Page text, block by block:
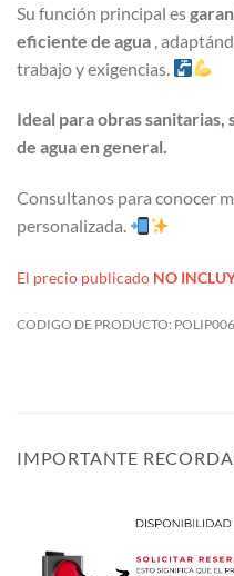
Su función principal es
eficiente de agua ,
trabajo y exigencias.
Ideal para obras
de agua en general.
Consultanos para conocer
personalizada.
El precio publicado NO
CODIGO DE PRODUCTO: POLIP006
IMPORTANTE